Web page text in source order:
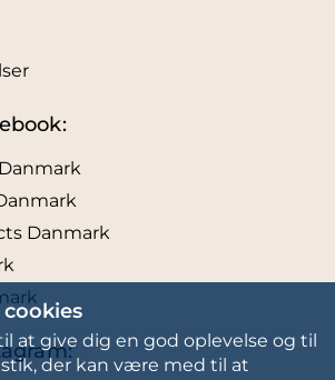
Danmark
at give dig en god oplevelse og til
der kan være med til at